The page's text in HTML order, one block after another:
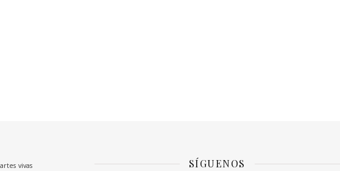
artes vivas SÍGUENOS